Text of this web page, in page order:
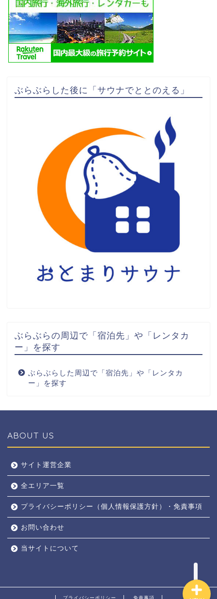
ぶらぶらした後に「サウナでととのえる」
ぶらぶらの周辺で「宿泊先」や「レンタカ
ー」を探す
ぶらぶらした周辺で「宿泊先」や「レンタカ
ー」を探す
ABOUT US
サイト運営企業
全エリア一覧
プライバシーポリシー（個人情報保護方針）・免責事項
お問い合わせ
当サイトについて
プライバシーポリシー 免責事項
奈良